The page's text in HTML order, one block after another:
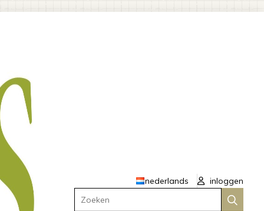
nederlands
inloggen
Zoeken